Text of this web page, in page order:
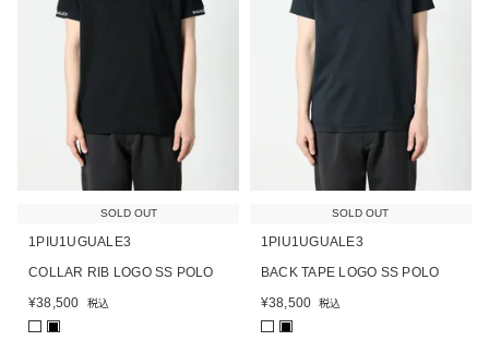
SOLD OUT
1PIU1UGUALE3
COLLAR RIB LOGO SS POLO
¥38,500 税込
■
SOLD OUT
1PIU1UGUALE3
BACK TAPE LOGO SS POLO
¥38,500 税込
■